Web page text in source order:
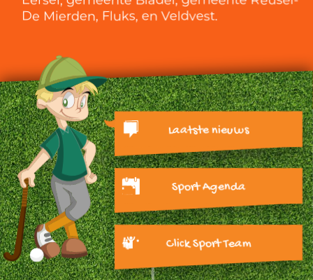
De Mierden, Fluks, en Veldvest.
Laatste nieuws
Sport Agenda
Click Sport Team